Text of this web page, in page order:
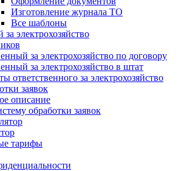
Изготовление журнала ТО
Все шаблоны
электрохозяйство
за электрохозяйство по договору
за электрохозяйство в штат
ответственного за электрохозяйство
заявок
описание
обработки заявок
тарифы